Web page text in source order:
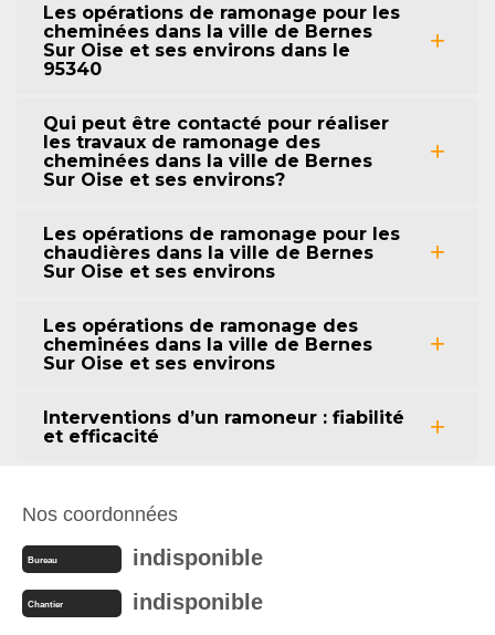
Les opérations de ramonage pour les
cheminées dans la ville de Bernes
Sur Oise et ses environs dans le
95340
Qui peut être contacté pour réaliser
les travaux de ramonage des
cheminées dans la ville de Bernes
Sur Oise et ses environs?
Les opérations de ramonage pour les
chaudières dans la ville de Bernes
Sur Oise et ses environs
Les opérations de ramonage des
cheminées dans la ville de Bernes
Sur Oise et ses environs
Interventions d’un ramoneur : fiabilité
et efficacité
Nos coordonnées
Bureau indisponible
Chantier indisponible